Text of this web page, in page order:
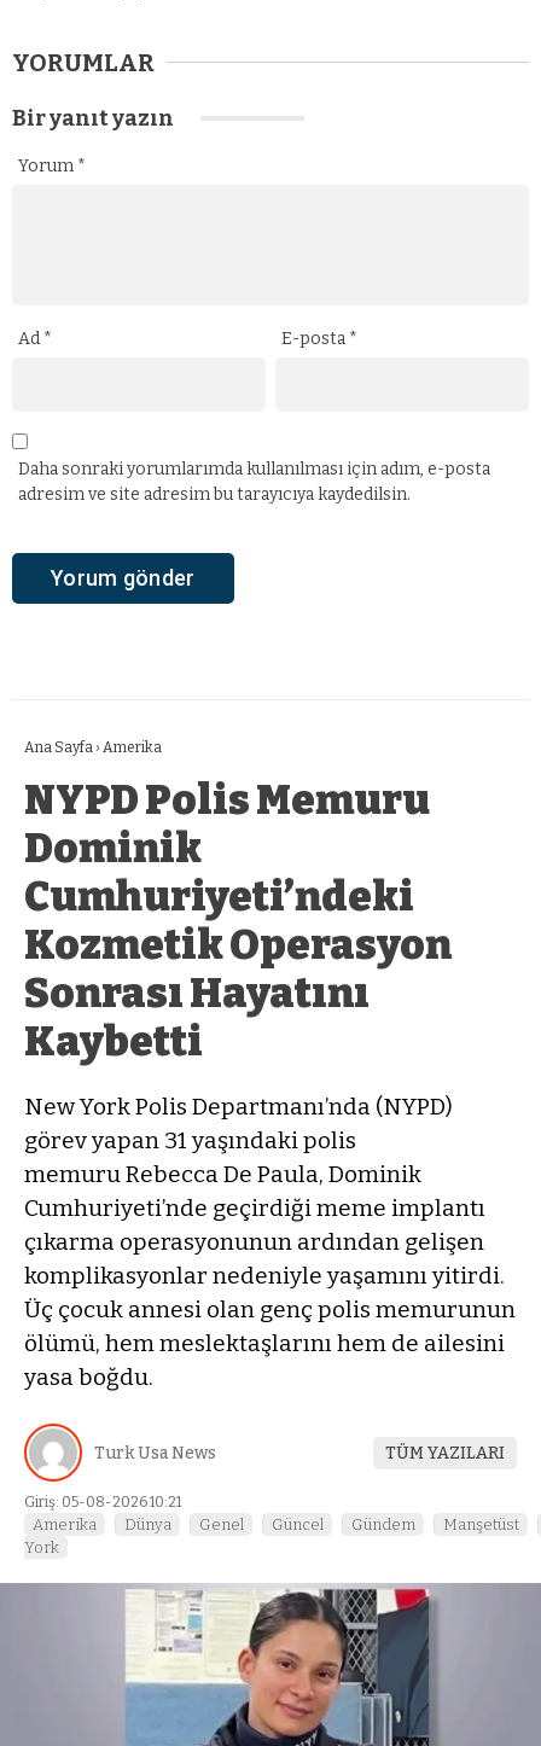
YORUMLAR
Bir yanıt yazın
Yorum *
Ad * E-posta *
Daha sonraki yorumlarımda kullanılması için adım, e-posta
adresim ve site adresim bu tarayıcıya kaydedilsin.
Ana Sayfa › Amerika
NYPD Polis Memuru
Dominik
Cumhuriyeti’ndeki
Kozmetik Operasyon
Sonrası Hayatını
Kaybetti
New York Polis Departmanı’nda (NYPD)
görev yapan 31 yaşındaki polis
memuru Rebecca De Paula, Dominik
Cumhuriyeti’nde geçirdiği meme implantı
çıkarma operasyonunun ardından gelişen
komplikasyonlar nedeniyle yaşamını yitirdi.
Üç çocuk annesi olan genç polis memurunun
ölümü, hem meslektaşlarını hem de ailesini
yasa boğdu.
Turk Usa News TÜM YAZILARI
Giriş: 05-08-2026 10:21
Amerika Dünya Genel Güncel Gündem
Manşetüst
York